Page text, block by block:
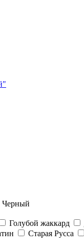
Черный
Голубой жаккард
Старая Русса